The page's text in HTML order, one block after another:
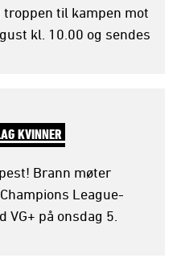
troppen til kampen mot
kl. 10.00 og sendes
KVINNER
Brann møter
League-
på onsdag 5.